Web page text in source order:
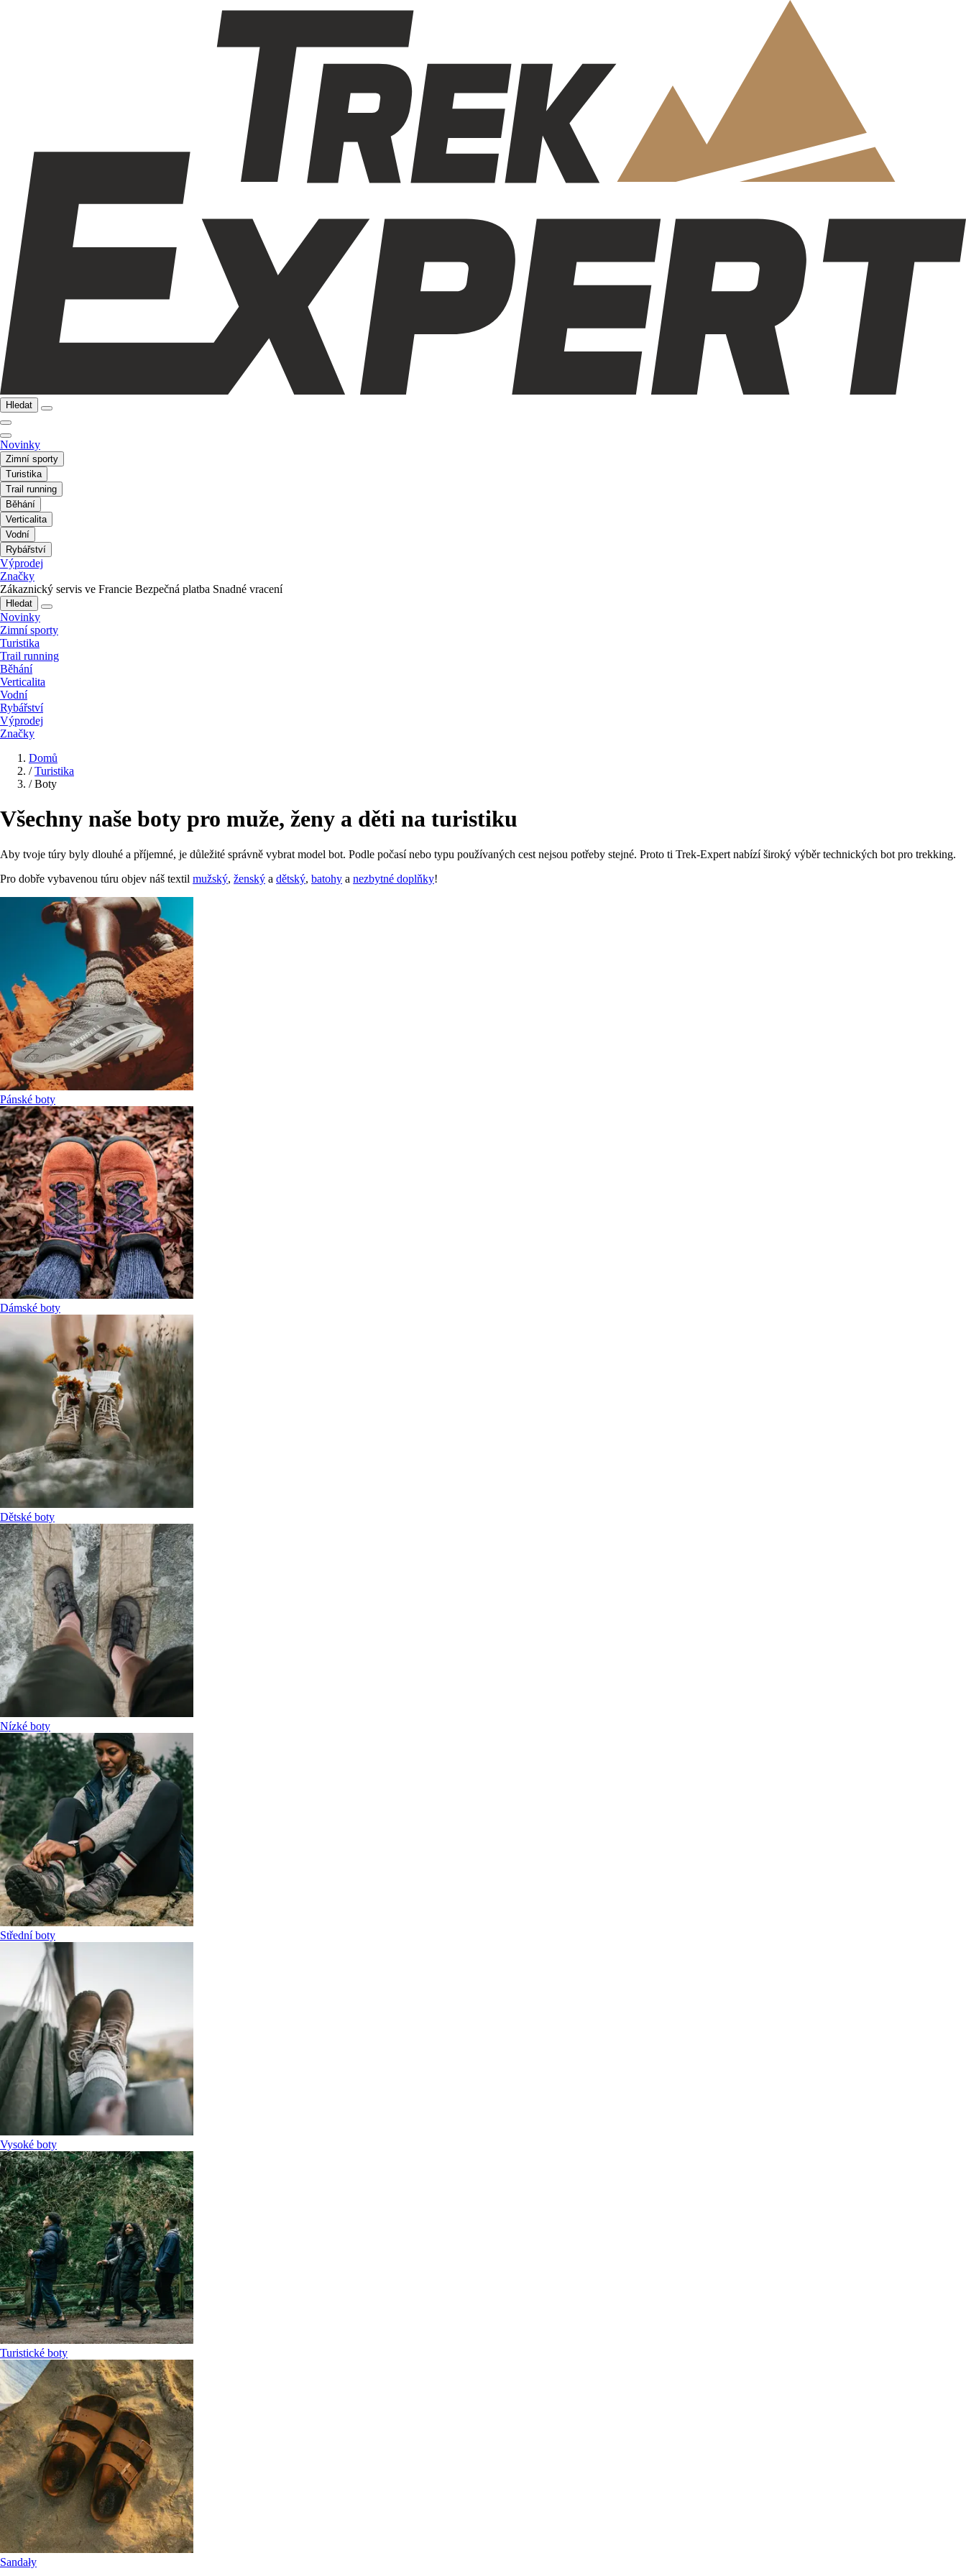
Hledat
Novinky
Zimní sporty
Turistika
Trail running
Běhání
Verticalita
Vodní
Rybářství
Výprodej
Značky
Zákaznický servis ve Francie Bezpečná platba Snadné vracení
Hledat
Novinky
Zimní sporty
Turistika
Trail running
Běhání
Verticalita
Vodní
Rybářství
Výprodej
Značky
Domů
/ Turistika
/ Boty
Všechny naše boty pro muže, ženy a děti na turistiku
Aby tvoje túry byly dlouhé a příjemné, je důležité správně vybrat model bot. Podle počasí nebo typu používaných cest nejsou potřeby stejné. Proto ti Trek-Expert nabízí široký výběr technických bot pro trekking.
Pro dobře vybavenou túru objev náš textil mužský, ženský a dětský, batohy a nezbytné doplňky!
Pánské boty
Dámské boty
Dětské boty
Nízké boty
Střední boty
Vysoké boty
Turistické boty
Sandały